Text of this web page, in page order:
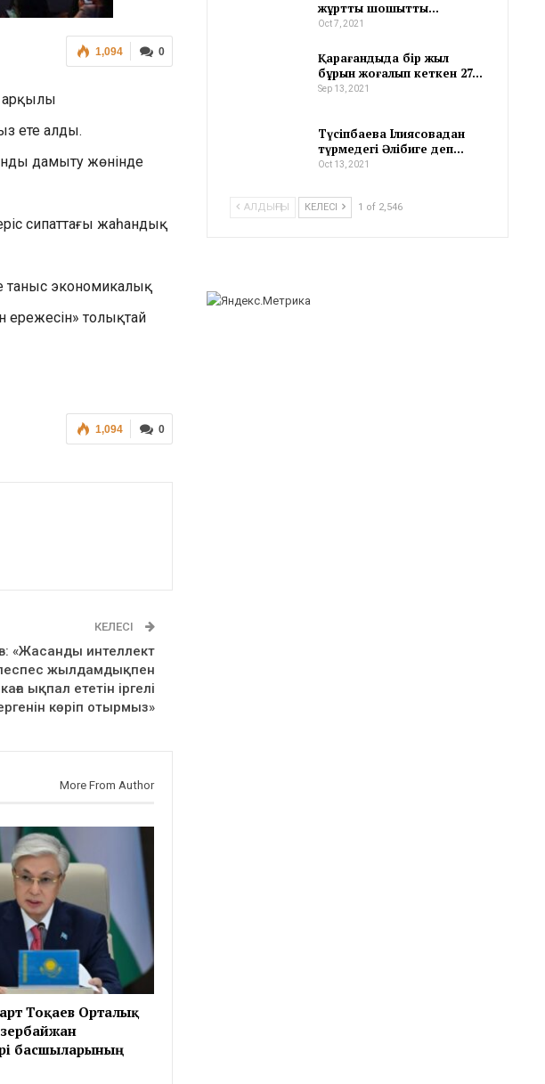
0
1,094
арқылы
ете алды.
дамыту жөнінде
сипаттағы жаһандық
таныс экономикалық
ережесін» толықтай
0
1,094
КЕЛЕСІ
«Жасанды интеллект
жылдамдықпен
ықпал ететін іргелі
көріп отырмыз»
More From Author
Тоқаев Орталық
басшыларының
жұртты шошытты…
Oct 7, 2021
Қарағандыда бір жыл
бұрын жоғалып кеткен 27…
Sep 13, 2021
Түсіпбаева Ілиясовадан
түрмедегі Әлібиге деп…
Oct 13, 2021
АЛДЫҢҒЫ КЕЛЕСІ 1 of 2,546